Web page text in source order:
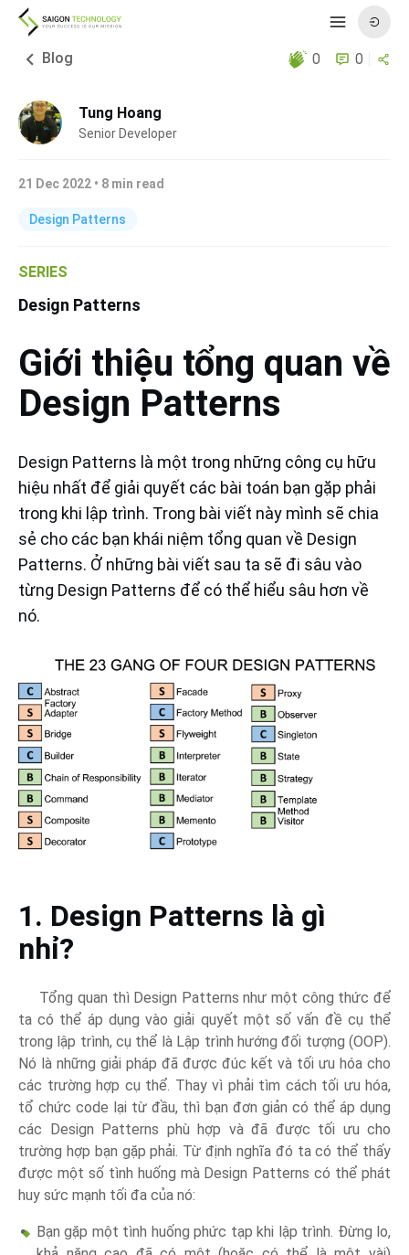
Blog 0 0
Tung Hoang
Senior Developer
21 Dec 2022 • 8 min read
Design Patterns
SERIES
Design Patterns
Giới thiệu tổng quan về
Design Patterns
Design Patterns là một trong những công cụ hữu
hiệu nhất để giải quyết các bài toán bạn gặp phải
trong khi lập trình. Trong bài viết này mình sẽ chia
sẻ cho các bạn khái niệm tổng quan về Design
Patterns. Ở những bài viết sau ta sẽ đi sâu vào
từng Design Patterns để có thể hiểu sâu hơn về
nó.
1. Design Patterns là gì
nhỉ?
Tổng quan thì Design Patterns như một công thức để
ta có thể áp dụng vào giải quyết một số vấn đề cụ thể
trong lập trình, cụ thể là Lập trình hướng đối tượng (OOP).
Nó là những giải pháp đã được đúc kết và tối ưu hóa cho
các trường hợp cụ thể. Thay vì phải tìm cách tối ưu hóa,
tổ chức code lại từ đầu, thì bạn đơn giản có thể áp dụng
các Design Patterns phù hợp và đã được tối ưu cho
trường hợp bạn gặp phải. Từ định nghĩa đó ta có thể thấy
được một số tình huống mà Design Patterns có thể phát
huy sức mạnh tối đa của nó:
Bạn gặp một tình huống phức tạp khi lập trình. Đừng lo,